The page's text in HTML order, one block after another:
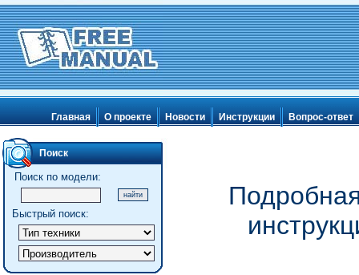
Главная О проекте Новости Инструкции Вопрос-ответ
Поиск
Поиск по модели:
Быстрый поиск: